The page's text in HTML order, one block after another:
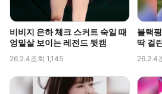
비비지 은하 체크 스커트 숙일 때
엉밑살 보이는 레전드 뒷캠
26.2.4조회 1,145
블랙
딱 걸
26.2.4